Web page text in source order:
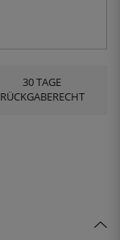
30 TAGE
RÜCKGABERECHT